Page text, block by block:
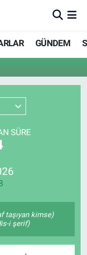
GÜNDEM
SÜRE
taşıyan kimse)
i şerif)